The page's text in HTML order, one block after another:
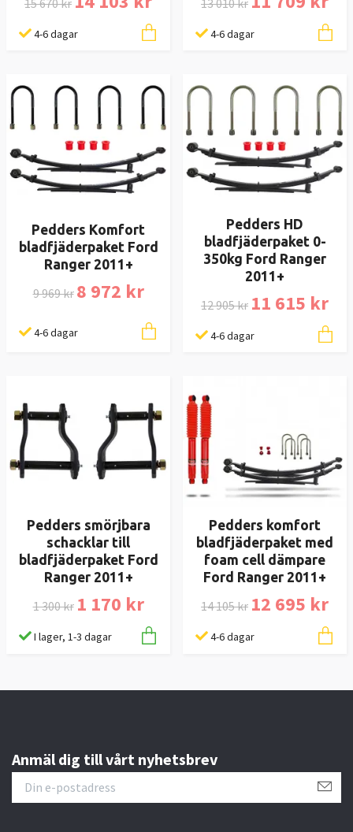
15 670 kr
4-6 dagar
13 010 kr
4-6 dagar
Pedders Komfort
bladfjäderpaket Ford
Ranger 2011+
9 969 kr 8 972 kr
4-6 dagar
Pedders HD
bladfjäderpaket 0-
350kg Ford Ranger
2011+
12 905 kr 11 615 kr
4-6 dagar
Pedders smörjbara
schacklar till
bladfjäderpaket Ford
Ranger 2011+
1 300 kr 1 170 kr
I lager, 1-3 dagar
Pedders komfort
bladfjäderpaket med
foam cell dämpare
Ford Ranger 2011+
14 105 kr 12 695 kr
4-6 dagar
Anmäl dig till vårt nyhetsbrev